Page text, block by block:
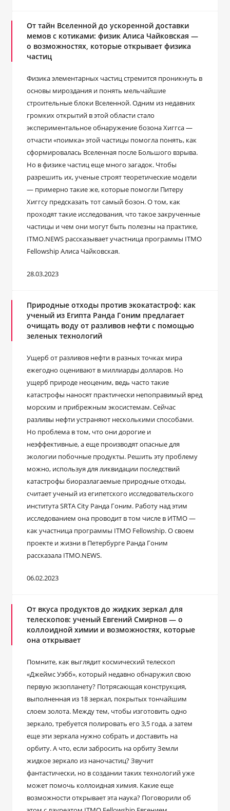
От тайн Вселенной до ускоренной доставки
мемов с котиками: физик Алиса Чайковская —
о возможностях, которые открывает физика
частиц
Физика элементарных частиц стремится проникнуть в
основы мироздания и понять мельчайшие
строительные блоки Вселенной. Одним из недавних
громких открытий в этой области стало
экспериментальное обнаружение бозона Хиггса —
отчасти «поимка» этой частицы помогла понять, как
сформировалась Вселенная после Большого взрыва.
Но в физике частиц еще много загадок. Чтобы
разрешить их, ученые строят теоретические модели
— примерно такие же, которые помогли Питеру
Хиггсу предсказать тот самый бозон. О том, как
проходят такие исследования, что такое закрученные
частицы и чем они могут быть полезны на практике,
ITMO.NEWS рассказывает участница программы ITMO
Fellowship Алиса Чайковская.
28.03.2023
Природные отходы против экокатастроф: как
ученый из Египта Ранда Гоним предлагает
очищать воду от разливов нефти с помощью
зеленых технологий
Ущерб от разливов нефти в разных точках мира
ежегодно оценивают в миллиарды долларов. Но
ущерб природе неоценим, ведь часто такие
катастрофы наносят практически непоправимый вред
морским и прибрежным экосистемам. Сейчас
разливы нефти устраняют несколькими способами.
Но проблема в том, что они дорогие и
неэффективные, а еще производят опасные для
экологии побочные продукты. Решить эту проблему
можно, используя для ликвидации последствий
катастрофы биоразлагаемые природные отходы,
считает ученый из египетского исследовательского
института SRTA City Ранда Гоним. Работу над этим
исследованием она проводит в том числе в ИТМО ―
как участница программы ITMO Fellowship. О своем
проекте и жизни в Петербурге Ранда Гоним
рассказала ITMO.NEWS.
06.02.2023
От вкуса продуктов до жидких зеркал для
телескопов: ученый Евгений Смирнов ― о
коллоидной химии и возможностях, которые
она открывает
Помните, как выглядит космический телескоп
«Джеймс Уэбб», который недавно обнаружил свою
первую экзопланету? Потрясающая конструкция,
выполненная из 18 зеркал, покрытых тончайшим
слоем золота. Между тем, чтобы изготовить одно
зеркало, требуется полировать его 3,5 года, а затем
еще эти зеркала нужно собрать и доставить на
орбиту. А что, если забросить на орбиту Земли
жидкое зеркало из наночастиц? Звучит
фантастически, но в создании таких технологий уже
может помочь коллоидная химия. Какие еще
возможности открывает эта наука? Поговорили об